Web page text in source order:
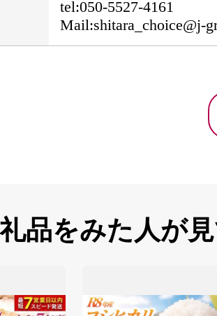
tel:050-5527-4161
Mail:shitara_choice@j-
品をみた人が